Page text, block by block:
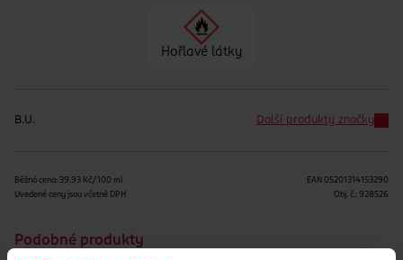
Hořlavé látky
B.U. Další produkty značky
Běžná cena: 39.93 Kč/100 ml
Uvedené ceny jsou včetně DPH
EAN 05201314153290
Obj. č.: 928526
Podobné produkty